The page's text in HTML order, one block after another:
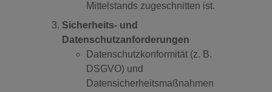
Mittelstands zugeschnitten ist.
Sicherheits- und
Datenschutzanforderungen
Datenschutzkonformität (z. B.
DSGVO) und
Datensicherheitsmaßnahmen